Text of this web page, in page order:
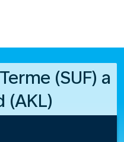
(SUF) a
(AKL)